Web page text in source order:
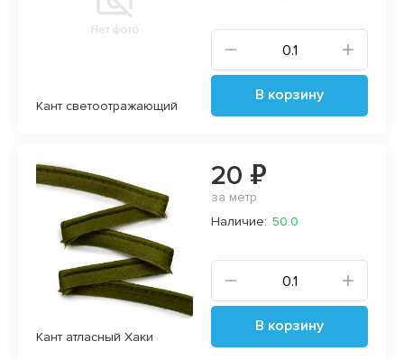
Кант светоотражающий
В корзину
Кант атласный Хаки
20 ₽
за метр
Наличие: 50.0
В корзину